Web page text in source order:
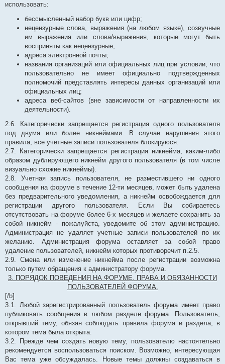
использовать:
бессмысленный набор букв или цифр;
нецензурные слова, выражения (на любом языке), созвучные
им выражения или слова/выражения, которые могут быть
восприняты как нецензурные;
адреса электронной почты;
названия организаций или официальных лиц при условии, что
пользовательно не имеет официально подтвержденных
полномочий представлять интересы данных организаций или
официальных лиц;
адреса веб-сайтов (вне зависимости от направленности их
деятельности).
2.6. Категорически запрещается регистрация одного пользователя
под двумя или более никнеймами. В случае нарушения этого
правила, все учетные записи пользователя блокируюся.
2.7. Категорически запрещается регистрация никнейма, каким-либо
образом дублирующего никнейм другого пользователя (в том числе
визуально схожие никнеймы).
2.8. Учетная запись пользователя, не разместившего ни одного
сообщения на форуме в течение 12-ти месяцев, может быть удалена
без предварительного уведомления, а никнейм освобождается для
регистрации другого пользователя. Если Вы собираетесь
отсутствовать на форуме более 6-х месяцев и желаете сохранить за
собой никнейм - пожалуйста, уведомите об этом администрацию.
Администрация не удаляет учетные записи пользователей по их
желанию. Администрация форума оставляет за собой право
удаление пользователей, никнейм которых противоречит п.2.5.
2.9. Смена или изменение никнейма после регистрации возможна
только путем обращения к администратору форума.
3. ПОРЯДОК ПОВЕДЕНИЯ НА ФОРУМЕ. ПРАВА И ОБЯЗАННОСТИ
ПОЛЬЗОВАТЕЛЕЙ ФОРУМА.
[/b]
3.1. Любой зарегистрированный пользователь форума имеет право
публиковать сообщения в любом разделе форума. Пользователь,
открывший тему, обязан соблюдать правила форума и раздела, в
котором тема была открыта.
3.2. Прежде чем создать новую тему, пользователю настоятельно
рекомендуется воспользоваться поиском. Возможно, интересующая
Вас тема уже обсуждалась. Новые темы должны создаваться в